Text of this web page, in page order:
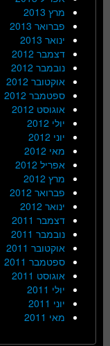
מרץ 2013
פברואר 2013
ינואר 2013
דצמבר 2012
נובמבר 2012
אוקטובר 2012
ספטמבר 2012
אוגוסט 2012
יולי 2012
יוני 2012
מאי 2012
אפריל 2012
מרץ 2012
פברואר 2012
ינואר 2012
דצמבר 2011
נובמבר 2011
אוקטובר 2011
ספטמבר 2011
אוגוסט 2011
יולי 2011
יוני 2011
מאי 2011